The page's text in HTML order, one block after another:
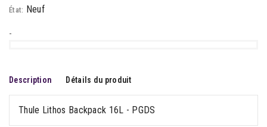
État: Neuf
-
Description Détails du produit
Thule Lithos Backpack 16L - PGDS